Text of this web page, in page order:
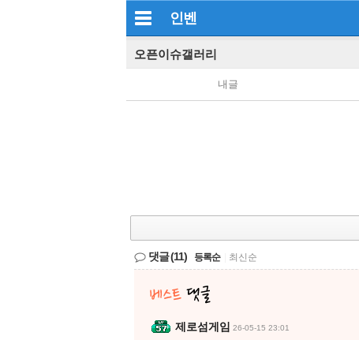
인벤
오픈이슈갤러리
내글
댓글(11) 등록순 최신순
제로섬게임 26-05-15 23:01